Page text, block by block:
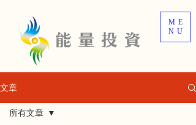
ME
NU
文章
所有文章